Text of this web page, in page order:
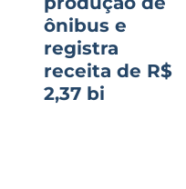
ônibus e
registra
receita de R$
2,37 bi